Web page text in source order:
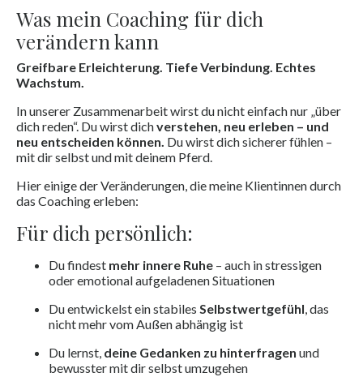
Was mein Coaching für dich
verändern kann
Greifbare Erleichterung. Tiefe Verbindung. Echtes
Wachstum.
In unserer Zusammenarbeit wirst du nicht einfach nur „über
dich reden“. Du wirst dichverstehen, neu erleben – und
neu entscheiden können. Du wirst dich sicherer fühlen –
mit dir selbst und mit deinem Pferd.
Hier einige der Veränderungen, die meine Klientinnen durch
das Coaching erleben:
Für dich persönlich:
Du findest mehr innere Ruhe – auch in stressigen
oder emotional aufgeladenen Situationen
Du entwickelst ein stabiles Selbstwertgefühl, das
nicht mehr vom Außen abhängig ist
Du lernst, deine Gedanken zu hinterfragen und
bewusster mit dir selbst umzugehen